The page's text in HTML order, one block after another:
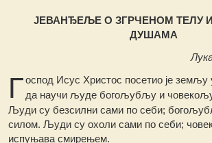
ЈЕВАНЂЕЉЕ О ЗГРЧЕНОМ ТЕЛУ
ДУШАМА
Господ Исус Христос посетио је
да научи људе богољубљу и
Људи су безсилни сами по себи;
силом. Људи су охоли сами по себи;
испуњава смирењем.